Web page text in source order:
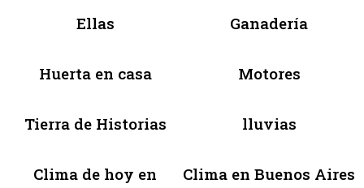
Ellas Ganadería
Huerta en casa Motores
Tierra de Historias lluvias
Clima de hoy en
Clima en Buenos Aires